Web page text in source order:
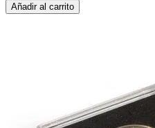
Añadir al carrito